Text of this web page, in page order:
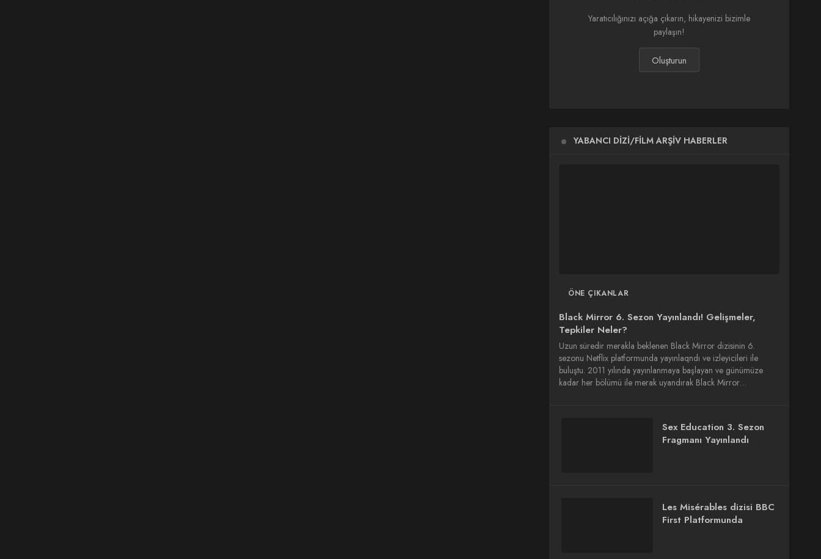
Yaratıcılığınızı açığa çıkarın, hikayenizi bizimle
paylaşın!
Oluşturun
YABANCI DIZI/FILM ARŞIV HABERLER
ÖNE ÇIKANLAR
Black Mirror 6. Sezon Yayınlandı! Gelişmeler,
Tepkiler Neler?
Uzun süredir merakla beklenen Black Mirror dizisinin 6.
sezonu Netflix platformunda yayınlaqndı ve izleyicileri ile
buluştu. 2011 yılında yayınlanmaya başlayan ve günümüze
kadar her bölümü ile merak uyandırak Black Mirror…
Sex Education 3. Sezon
Fragmanı Yayınlandı
Les Misérables dizisi BBC
First Platformunda